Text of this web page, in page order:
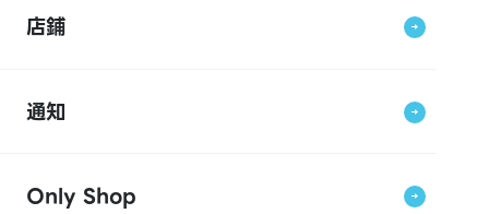
店鋪
通知
Only Shop